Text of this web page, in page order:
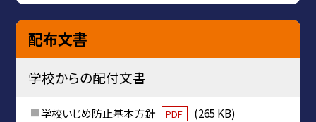
配布文書
学校からの配付文書
学校いじめ防止基本方針 PDF
(265 KB)